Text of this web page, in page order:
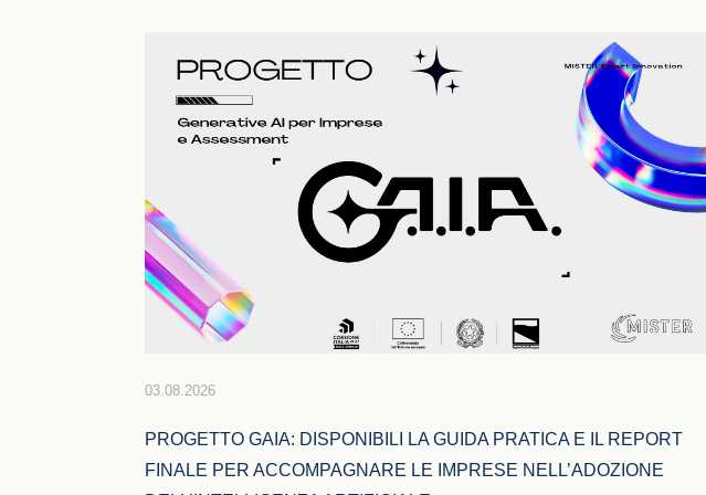
03.08.2026
PROGETTO GAIA: DISPONIBILI LA GUIDA PRATICA E IL REPORT
FINALE PER ACCOMPAGNARE LE IMPRESE NELL’ADOZIONE